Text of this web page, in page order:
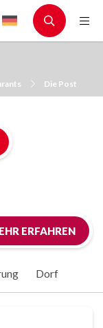
Die Post
ERFAHREN
Dorf